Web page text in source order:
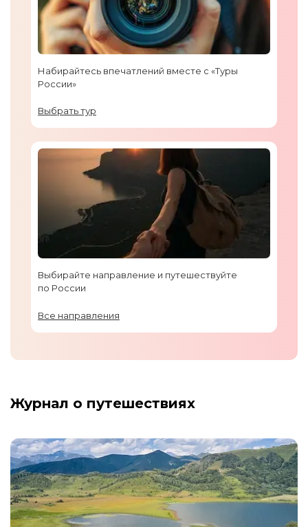
Набирайтесь впечатлений вместе с «Туры
России»
Выбрать тур
Выбирайте направление и путешествуйте
по России
Все направления
Журнал о путешествиях